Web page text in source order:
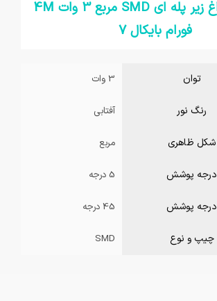
اطلاعات چراغ زیر پله ای SMD مربع 3 وات 4M
فورام بایکال 7
توان 3 وات
رنگ نور آفتابی
شکل ظاهری مربع
درجه پوشش 5 درجه
درجه پوشش 45 درجه
چیپ و نوع SMD